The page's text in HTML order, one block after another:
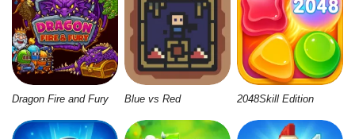
Dragon Fire and Fury Blue vs Red 2048Skill Edition